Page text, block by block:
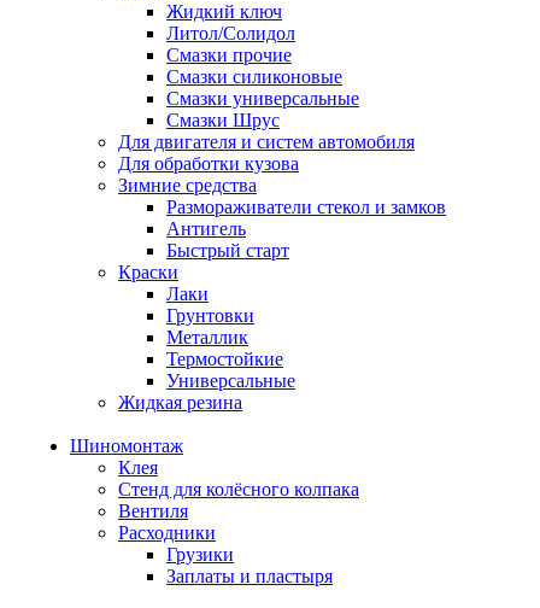
Жидкий ключ
Литол/Солидол
Смазки прочие
Смазки силиконовые
Смазки универсальные
Смазки Шрус
Для двигателя и систем автомобиля
Для обработки кузова
Зимние средства
Размораживатели стекол и замков
Антигель
Быстрый старт
Краски
Лаки
Грунтовки
Металлик
Термостойкие
Универсальные
Жидкая резина
Шиномонтаж
Клея
Стенд для колёсного колпака
Вентиля
Расходники
Грузики
Заплаты и пластыря